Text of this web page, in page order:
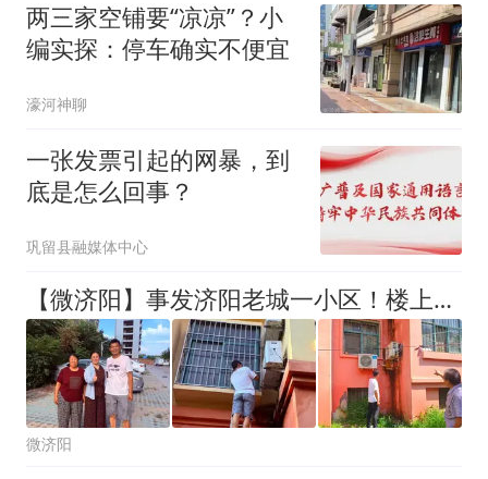
两三家空铺要“凉凉”？小
编实探：停车确实不便宜
濠河神聊
一张发票引起的网暴，到
底是怎么回事？
巩留县融媒体中心
【微济阳】事发济阳老城一小区！楼上空调外机滴水，楼下卧室外墙发霉起皮
微济阳